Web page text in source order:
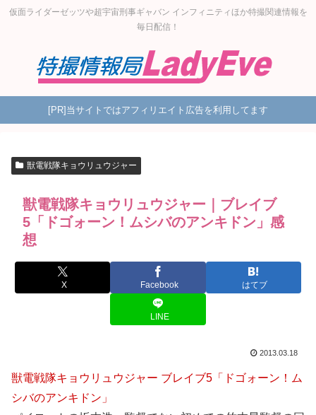
仮面ライダーゼッツや超宇宙刑事ギャバン インフィニティほか特撮関連情報を
毎日配信！
[PR]当サイトではアフィリエイト広告を利用してます
獣電戦隊キョウリュウジャー
獣電戦隊キョウリュウジャー｜ブレイブ
5「ドゴォーン！ムシバのアンキドン」感
想
X Facebook はてブ
LINE
2013.03.18
獣電戦隊キョウリュウジャー ブレイブ5「ドゴォーン！ム
シバのアンキドン」